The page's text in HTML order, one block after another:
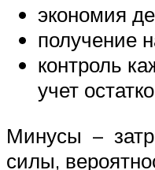
экономия
получение
контроль
учет
Минусы –
силы,